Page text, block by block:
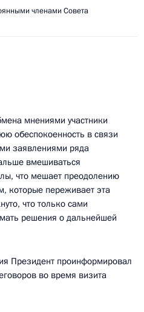
членами Совета
мнениями участники
обеспокоенность в связи
заявлениями ряда
вмешиваться
что мешает преодолению
которые переживает эта
что только сами
решения о дальнейшей
Президент проинформировал
во время визита